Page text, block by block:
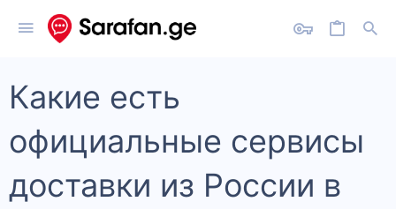
Какие есть
официальные сервисы
доставки из России в